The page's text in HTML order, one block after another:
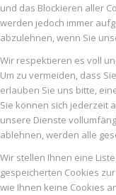
und das Blockieren aller
werden jedoch immer
abzulehnen, wenn Sie
Wir respektieren es voll
Um zu vermeiden, dass
erlauben Sie uns bitte,
Sie können sich jederzeit
unsere Dienste
ablehnen, werden alle
Wir stellen Ihnen eine
gespeicherten Cookies
wie Ihnen keine Cookies